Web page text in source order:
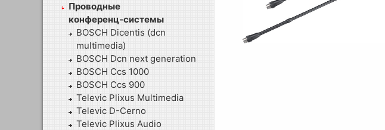
Проводные
конференц-системы
BOSCH Dicentis (dcn
multimedia)
BOSCH Dcn next generation
BOSCH Ccs 1000
BOSCH Ccs 900
Televic Plixus Multimedia
Televic D-Cerno
Televic Plixus Audio